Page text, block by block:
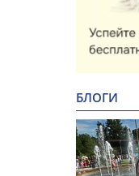
БЛОГИ